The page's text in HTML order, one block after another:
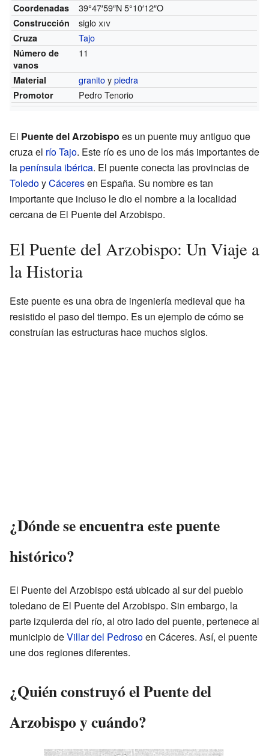
Coordenadas 39°47′59″N5°10′12″O
Construcción sigloxiv
Cruza Tajo
Número de
vanos
11
Material granitoypiedra
Promotor Pedro Tenorio
El Puente del Arzobispo es un puente muy antiguo que
cruza el río Tajo. Este río es uno de los más importantes de
lapenínsula ibérica. El puente conecta las provincias de
ToledoyCáceresen España. Su nombre es tan
importante que incluso le dio el nombre a la localidad
cercana de El Puente del Arzobispo.
El Puente del Arzobispo: Un Viaje a
la Historia
Este puente es una obra de ingeniería medieval que ha
resistido el paso del tiempo. Es un ejemplo de cómo se
construían las estructuras hace muchos siglos.
¿Dónde se encuentra este puente
histórico?
El Puente del Arzobispo está ubicado al sur del pueblo
toledano de El Puente del Arzobispo. Sin embargo, la
parte izquierda del río, al otro lado del puente, pertenece al
municipio deVillar del Pedrosoen Cáceres. Así, el puente
une dos regiones diferentes.
¿Quién construyó el Puente del
Arzobispo y cuándo?